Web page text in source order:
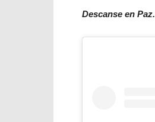
Descanse en Paz.